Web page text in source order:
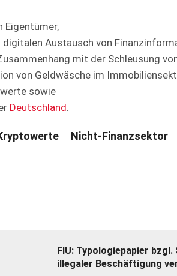
Austausch von
mit der Schleusung
von Geldwäsche im
sowie
Deutschland.
Nicht-Finanzsektor
FIU: Typologiepapier
illegaler Beschäftigung